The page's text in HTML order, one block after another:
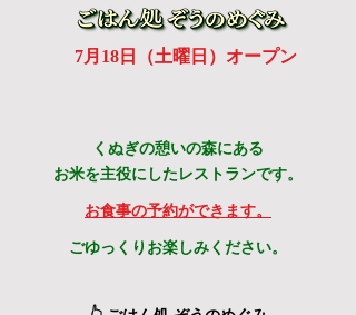
​7月18日（土曜日）オープン
くぬぎの憩いの森にある
お米を主役にしたレストランです。
​お食事の予約ができます。
ごゆっくりお楽しみください。